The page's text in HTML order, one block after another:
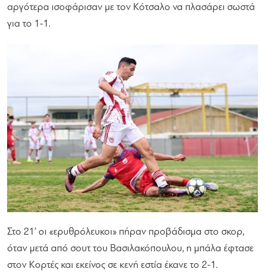
αργότερα ισοφάρισαν με τον Κότσαλο να πλασάρει σωστά
για το 1-1.
Στο 21’ οι «ερυθρόλευκοι» πήραν προβάδισμα στο σκορ,
όταν μετά από σουτ του Βασιλακόπουλου, η μπάλα έφτασε
στον Κορτές και εκείνος σε κενή εστία έκανε το 2-1.